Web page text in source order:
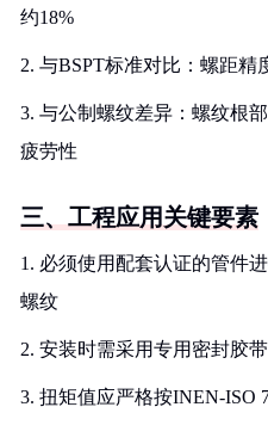
约18%
2. 与BSPT标准对比：螺距精
3. 与公制螺纹差异：螺纹根
疲劳性
三、工程应用关键要素
1. 必须使用配套认证的管件
螺纹
2. 安装时需采用专用密封胶
3. 扭矩值应严格按INEN-ISO